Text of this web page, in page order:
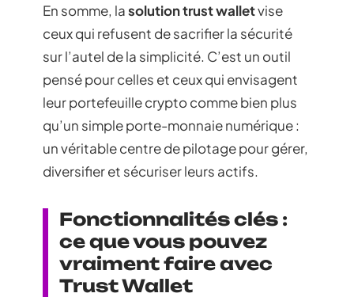
En somme, lasolution trust walletvise
ceux qui refusent de sacrifier la sécurité
sur l’autel de la simplicité. C’est un outil
pensé pour celles et ceux qui envisagent
leur portefeuille crypto comme bien plus
qu’un simple porte-monnaie numérique :
un véritable centre de pilotage pour gérer,
diversifier et sécuriser leurs actifs.
Fonctionnalités clés :
ce que vous pouvez
vraiment faire avec
Trust Wallet